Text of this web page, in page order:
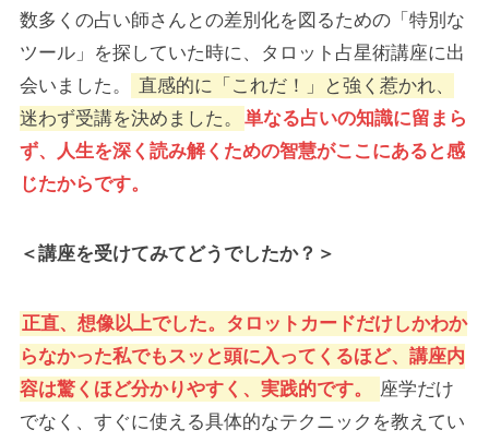
数多くの占い師さんとの差別化を図るための「特別な
ツール」を探していた時に、タロット占星術講座に出
会いました。
直感的に「これだ！」と強く惹かれ、
迷わず受講を決めました。
単なる占いの知識に留まら
ず、人生を深く読み解くための智慧がここにあると感
じたからです。
＜講座を受けてみてどうでしたか？＞
正直、想像以上でした。タロットカードだけしかわか
らなかった私でもスッと頭に入ってくるほど、講座内
容は驚くほど分かりやすく、実践的です。
座学だけ
でなく、すぐに使える具体的なテクニックを教えてい